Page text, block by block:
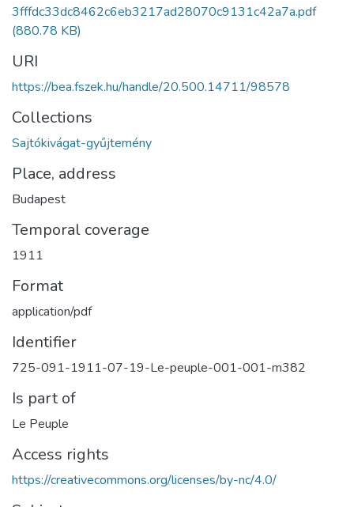
3fffdc33dc8462c6eb3217ad28070c9131c42a7a.pdf
(880.78 KB)
URI
https://bea.fszek.hu/handle/20.500.14711/98578
Collections
Sajtókivágat-gyűjtemény
Place, address
Budapest
Temporal coverage
1911
Format
application/pdf
Identifier
725-091-1911-07-19-Le-peuple-001-001-m382
Is part of
Le Peuple
Access rights
https://creativecommons.org/licenses/by-nc/4.0/